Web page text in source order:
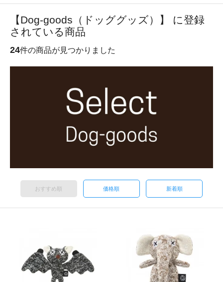
【Dog-goods（ドッググッズ）】 に登録
されている商品
24件の商品が見つかりました
おすすめ順 価格順 新着順